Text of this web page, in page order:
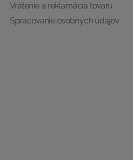
Vrátenie a reklamácia tovaru
Spracovanie osobných údajov